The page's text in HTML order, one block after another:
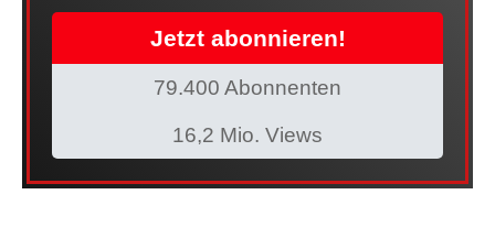
Jetzt abonnieren!
79.400 Abonnenten
16,2 Mio. Views